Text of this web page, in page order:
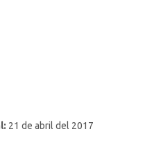
21 de abril del 2017